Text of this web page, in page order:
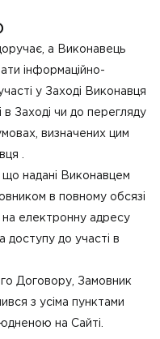
а Виконавець
інформаційно-
у Заході Виконавця
Заході чи до перегляду
визначених цим
.
надані Виконавцем
в повному обсязі
електронну адресу
доступу до участі в
Договору, Замовник
з усіма пунктами
на Сайті.